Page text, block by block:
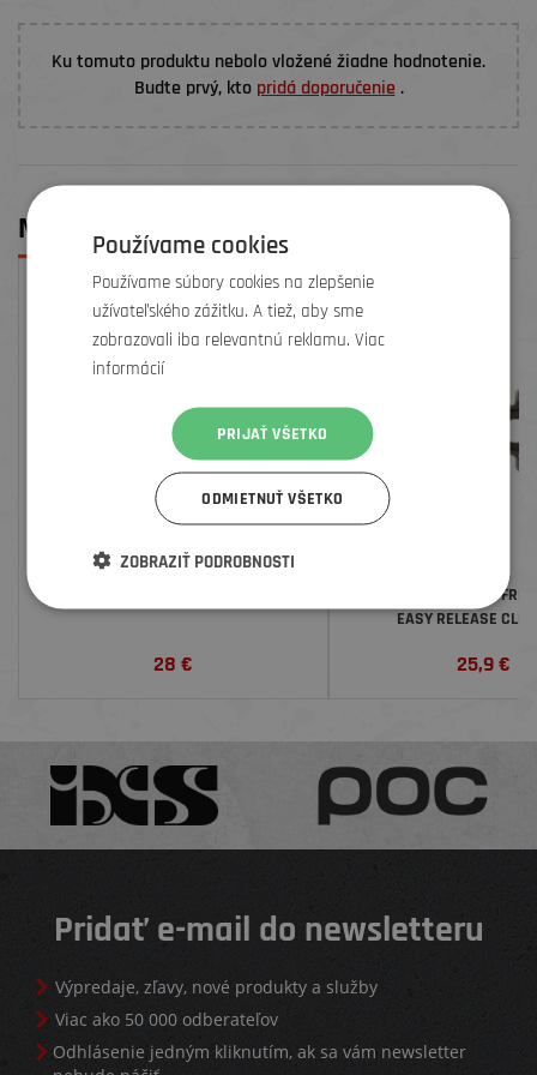
Ku tomuto produktu nebolo vložené žiadne hodnotenie.
Budte prvý, kto pridá doporučenie .
MOHLO BY SA VÁM PÁČIŤ
28 €
CRANKBROTHERS KUFRE
EASY RELEASE
25,9€
Pridať e-mail do newsletteru
Výpredaje, zľavy, nové produkty a služby
Viac ako 50 000 odberateľov
Odhlásenie jedným kliknutím, ak sa vám newsletter
Používame cookies
Používame súbory cookies na zlepšenie
užívateľského zážitku. A tiež, aby sme
zobrazovali iba relevantnú reklamu. Viac
informácií
PRIJAŤ VŠETKO
ODMIETNUŤ VŠETKO
ZOBRAZIŤ PODROBNOSTI